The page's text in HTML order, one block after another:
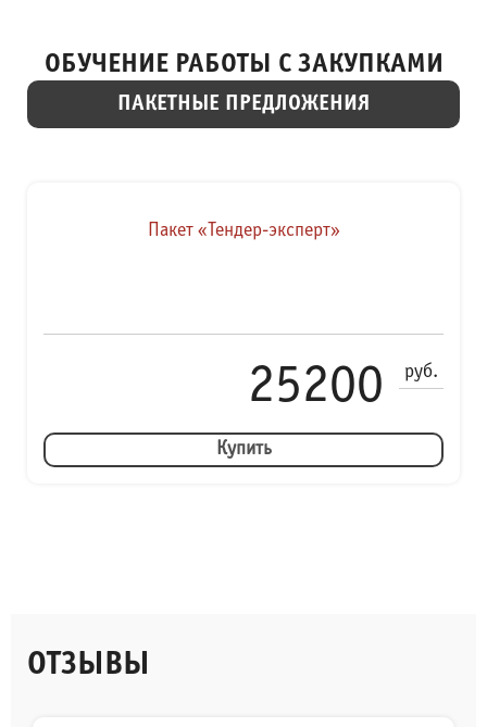
ОБУЧЕНИЕ РАБОТЫ С ЗАКУПКАМИ
ПАКЕТНЫЕ ПРЕДЛОЖЕНИЯ
Пакет «Тендер-эксперт»
25200 руб.
Купить
ОТЗЫВЫ